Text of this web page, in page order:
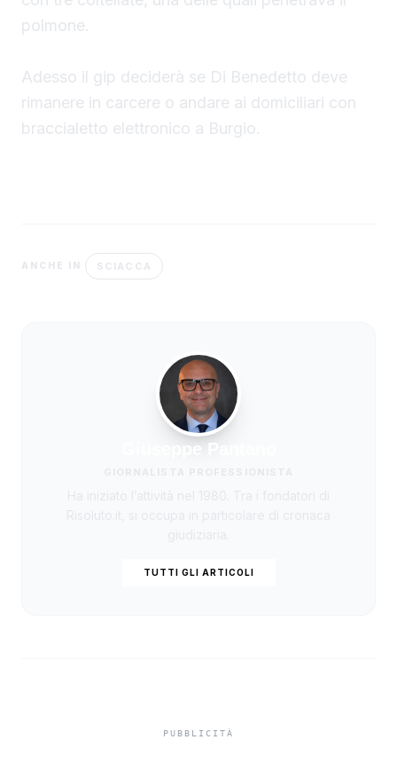
polmone.
Adesso il gip deciderà se Di Benedetto deve
rimanere in carcere o andare ai domiciliari con
braccialetto elettronico a Burgio.
ANCHE IN SCIACCA
Giuseppe Pantano
TUTTI GLI ARTICOLI